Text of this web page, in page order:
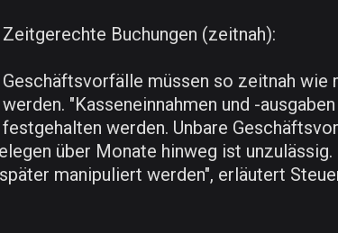
Zeitgerechte Buchungen (zeitnah):
Geschäftsvorfälle müssen so zeitnah wie
werden. "Kasseneinnahmen und -
festgehalten werden. Unbare
über Monate hinweg ist
manipuliert werden", erläutert